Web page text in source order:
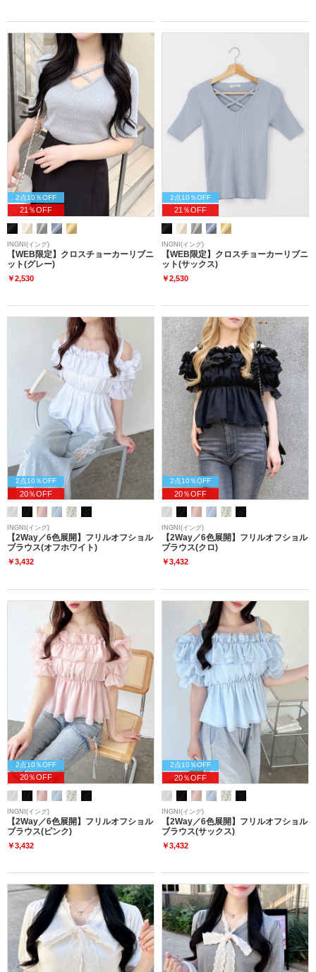
2点10％OFF
21％OFF
INGNI(イング)
【WEB限定】クロスチョーカーリブニ
ット(グレー)
￥2,530
2点10％OFF
21％OFF
INGNI(イング)
【WEB限定】クロスチョーカーリブニ
ット(サックス)
￥2,530
2点10％OFF
20％OFF
INGNI(イング)
【2Way／6色展開】フリルオフショル
ブラウス(オフホワイト)
￥3,432
2点10％OFF
20％OFF
INGNI(イング)
【2Way／6色展開】フリルオフショル
ブラウス(クロ)
￥3,432
2点10％OFF
20％OFF
INGNI(イング)
【2Way／6色展開】フリルオフショル
ブラウス(ピンク)
￥3,432
2点10％OFF
20％OFF
INGNI(イング)
【2Way／6色展開】フリルオフショル
ブラウス(サックス)
￥3,432